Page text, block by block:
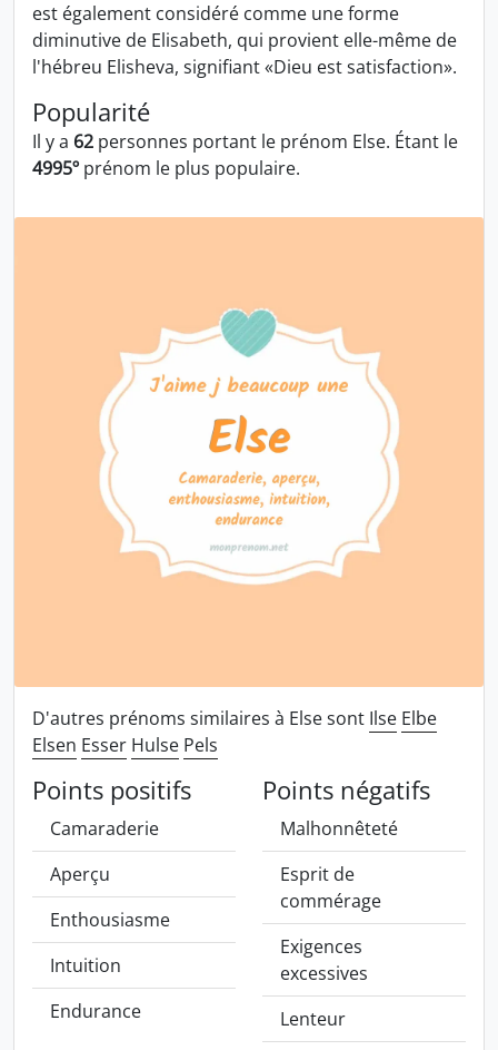
est également considéré comme une forme
diminutive de Elisabeth, qui provient elle-même de
l'hébreu Elisheva, signifiant «Dieu est satisfaction».
Popularité
Il y a 62 personnes portant le prénom Else. Étant le
4995º prénom le plus populaire.
D'autres prénoms similaires à Else sont Ilse Elbe
Elsen Esser Hulse Pels
Points positifs
Camaraderie
Aperçu
Enthousiasme
Intuition
Endurance
Points négatifs
Malhonnêteté
Esprit de
commérage
Exigences
excessives
Lenteur